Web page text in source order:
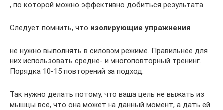
, по которой можно эффективно добиться результата.
Следует помнить, что изолирующие упражнения
не нужно выполнять в силовом режиме. Правильнее для
них использовать средне- и многоповторный тренинг.
Порядка 10-15 повторений за подход.
Так нужно делать потому, что ваша цель не выжать из
мышцы всё, что она может на данный момент, а дать ей